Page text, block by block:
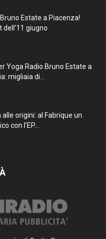
Estate a Piacenza!
dell’11 giugno
Yoga Radio Bruno Estate a
migliaia di...
alle origini: al Fabrique un
con l’EP...